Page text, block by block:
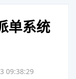
单系统
09:38:29